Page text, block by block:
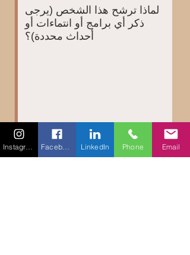
حول المرشح
LinkedIn Phone Email